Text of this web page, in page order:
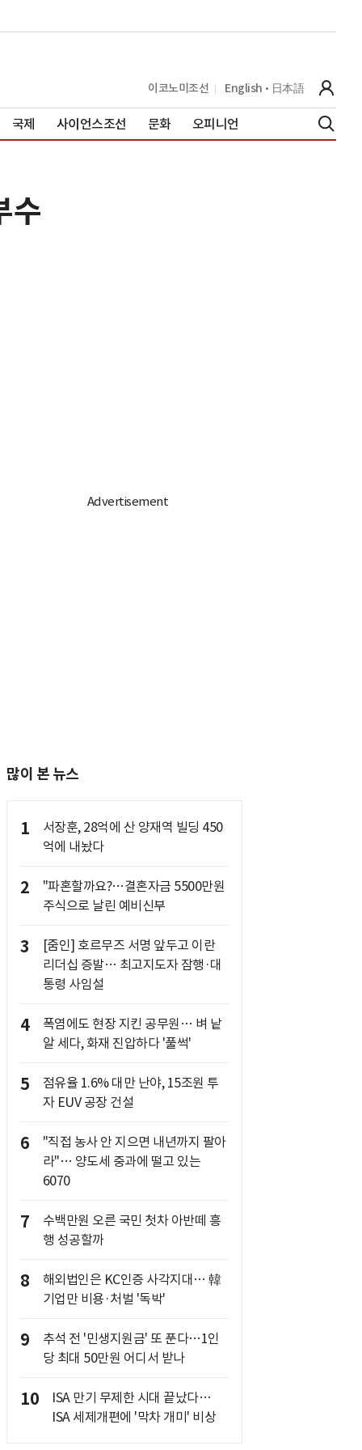
이코노미조선 English 日本語
국제 사이언스조선 문화 오피니언
수
많이 본 뉴스
1
서장훈, 28억에 산 양재역 빌딩 450
억에 내놨다
2
"파혼할까요?…결혼자금 5500만원
주식으로 날린 예비신부
3
[줌인] 호르무즈 서명 앞두고 이란
리더십 증발… 최고지도자 잠행·대
통령 사임설
4
폭염에도 현장 지킨 공무원… 벼 낱
알 세다, 화재 진압하다 '풀썩'
5
점유율 1.6% 대만 난야, 15조원 투
자 EUV 공장 건설
6
"직접 농사 안 지으면 내년까지 팔아
라"… 양도세 중과에 떨고 있는
6070
7
수백만원 오른 국민 첫차 아반떼 흥
행 성공할까
8
해외법인은 KC인증 사각지대… 韓
기업만 비용·처벌 '독박'
9
추석 전 '민생지원금' 또 푼다…1인
당 최대 50만원 어디서 받나
10
ISA 만기 무제한 시대 끝났다…
ISA 세제개편에 '막차 개미' 비상